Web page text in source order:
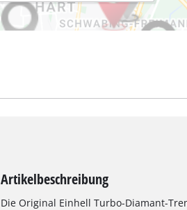
Artikelbeschreibung
Die Original Einhell Turbo-Diamant-